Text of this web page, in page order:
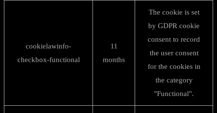
cookielawinfo-
checkbox-functional
11
months
The cookie is set
by GDPR cookie
consent to record
the user consent
for the cookies in
the category
"Functional".